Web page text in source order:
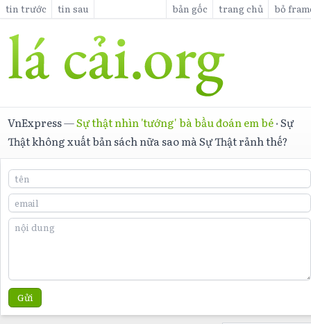
tin trước tin sau bản gốc trang chủ bỏ
VnExpress—Sự thật nhìn 'tướng' bà bầu đoán em bé·Sự
Thật không xuất bản sách nữa sao mà Sự Thật rảnh thế?
Gửi